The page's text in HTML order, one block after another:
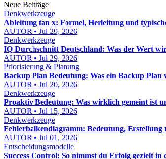
Neue Beiträge
Denkwerkzeuge
Ableitung tan x: Formel, Herleitung und
AUTOR • Jul 29, 2026
Denkwerkzeuge
IQ Durchschnitt Deutschland: Was der Wert
AUTOR • Jul 29, 2026
Priorisierung & Planung
Backup Plan Bedeutung: Was ein Backup
AUTOR • Jul 20, 2026
Denkwerkzeuge
Proaktiv Bedeutung: Was wirklich gemeint ist
AUTOR • Jul 15, 2026
Denkwerkzeuge
Fehlerbalkendiagramm: Bedeutung, Erstellung
AUTOR • Jul 01, 2026
Entscheidungsmodelle
Success Control: So nimmst du Erfolg gezielt in